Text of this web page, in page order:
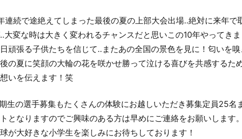
連続で途絶えてしまった最後の夏の上部大会出場‥絶対に来年
大変な時は大きく変われるチャンスだと思いこの10年やってきま
頑張る子供たちを信じて‥またあの全国の景色を見に！匂いを
の夏に笑顔の大輪の花を咲かせ勝って泣ける喜びを共感する
いを伝えます！笑
生の選手募集もたくさんの体験にお越しいただき募集定員25
となりますのでご興味のある方は早めにご連絡をお願いします。
が大好きな小学生を楽しみにお待ちしております！